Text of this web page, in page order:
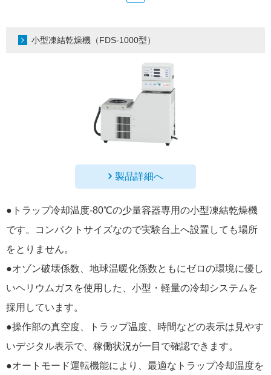
小型凍結乾燥機（FDS-1000型）
製品詳細へ
●トラップ冷却温度-80℃の少量容器専用の小型凍結乾燥機
です。コンパクトサイズなので実験台上へ設置しても場所
をとりません。
●オゾン破壊係数、地球温暖化係数ともにゼロの環境に優し
いヘリウムガスを使用した、小型・軽量の冷却システムを
採用しています。
●操作部の真空度、トラップ温度、時間などの表示は見やす
いデジタル表示で、稼働状況が一目で確認できます。
●オートモード運転機能により、最適なトラップ冷却温度を